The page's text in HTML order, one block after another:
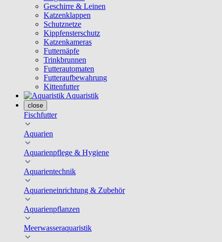
Geschirre & Leinen
Katzenklappen
Schutznetze
Kippfensterschutz
Katzenkameras
Futternäpfe
Trinkbrunnen
Futterautomaten
Futteraufbewahrung
Kittenfutter
Aquaristik
close
Fischfutter
Aquarien
Aquarienpflege & Hygiene
Aquarientechnik
Aquarieneinrichtung & Zubehör
Aquarienpflanzen
Meerwasseraquaristik